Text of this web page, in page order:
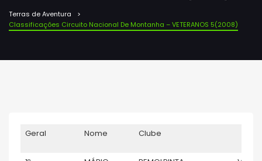
Terras de Aventura
Classificações Circuito Nacional De Montanha – VETERANOS 5(2008)
Geral Nome Clube